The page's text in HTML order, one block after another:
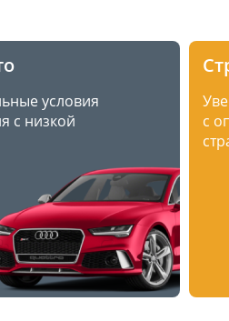
условия
с низкой
с